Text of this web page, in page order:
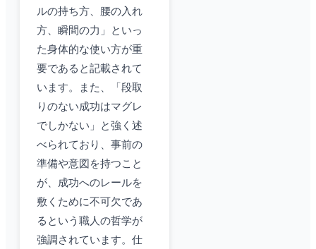
ルの持ち方、腰の入れ
方、瞬間の力」といっ
た身体的な使い方が重
要であると記載されて
います。また、「段取
りのない成功はマグレ
でしかない」と強く述
べられており、事前の
準備や意図を持つこと
が、成功へのレールを
敷くために不可欠であ
るという職人の哲学が
強調されています。仕